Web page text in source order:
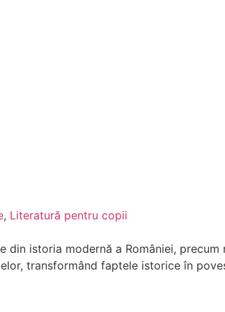
, Literatură pentru copii
din istoria modernă a României,
transformând faptele istorice în